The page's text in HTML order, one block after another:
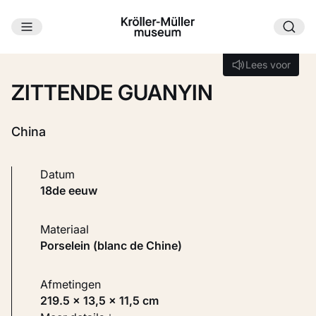
Ga naar hoofdinhoud
Lees voor
Lees voor
ZITTENDE GUANYIN
China
Datum
18de eeuw
Materiaal
Porselein (blanc de Chine)
Afmetingen
219.5 × 13,5 × 11,5 cm